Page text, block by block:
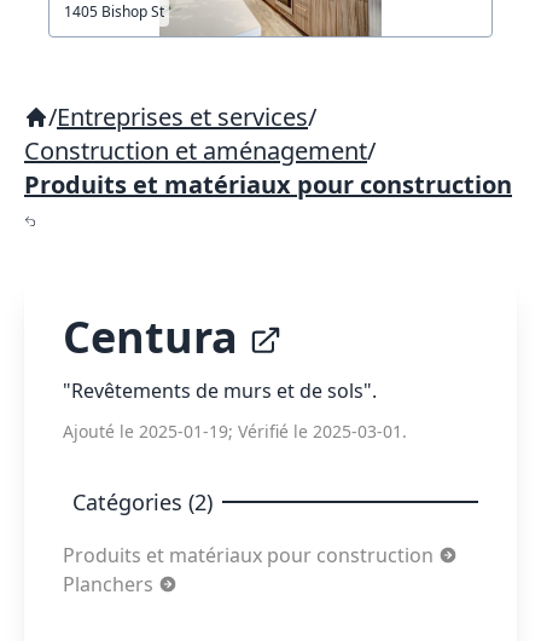
1405 Bishop St
/Entreprises et services/
Construction et aménagement/
Produits et matériaux pour construction
Centura
"Revêtements de murs et de sols".
Ajouté le 2025-01-19; Vérifié le 2025-03-01.
Catégories (2)
Produits et matériaux pour construction
Planchers